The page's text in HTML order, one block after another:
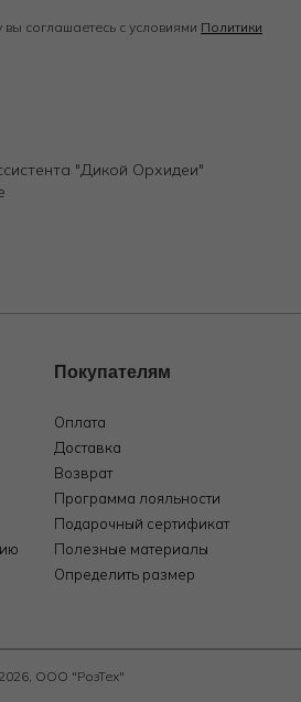
соглашаетесь с условиями Политики
"Дикой Орхидеи"
Покупателям
Оплата
Доставка
Возврат
Программа лояльности
Подарочный сертификат
Полезные материалы
Определить размер
ООО "РозТех"